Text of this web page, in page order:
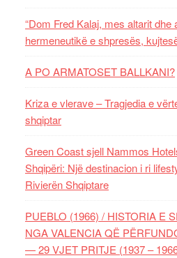
“Dom Fred Kalaj, mes altarit dhe
hermeneutikë e shpresës,
A PO ARMATOSET BALLKANI?
Kriza e vlerave – Tragjedia e
shqiptar
Green Coast sjell Nammos
Shqipëri: Një destinacion i ri
Rivierën Shqiptare
PUEBLO (1966) / HISTORIA E
NGA VALENCIA QË
— 29 VJET PRITJE (1937 –